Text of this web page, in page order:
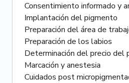
Consentimiento informado y
Implantación del pigmento
Preparación del área de
Preparación de los labios
Determinación del precio del
Marcación y anestesia
Cuidados post